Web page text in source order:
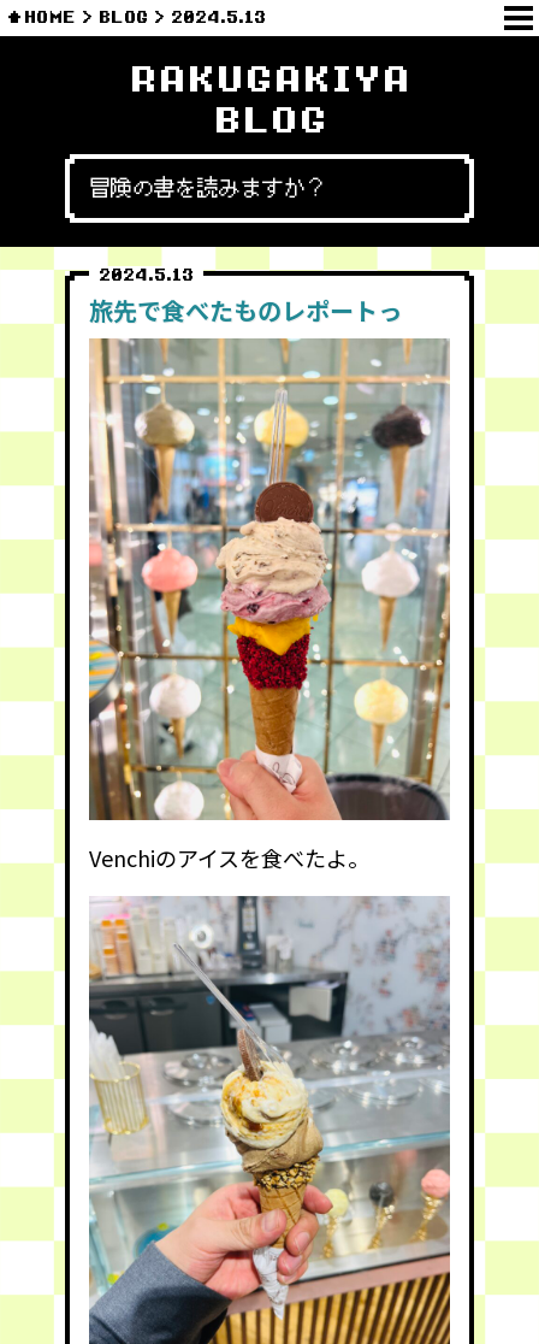
HOME BLOG 2024.5.13
RAKUGAKIYA
BLOG
冒険の書を読みますか？
2024.5.13
旅先で食べたものレポートっ
Venchiのアイスを食べたよ。